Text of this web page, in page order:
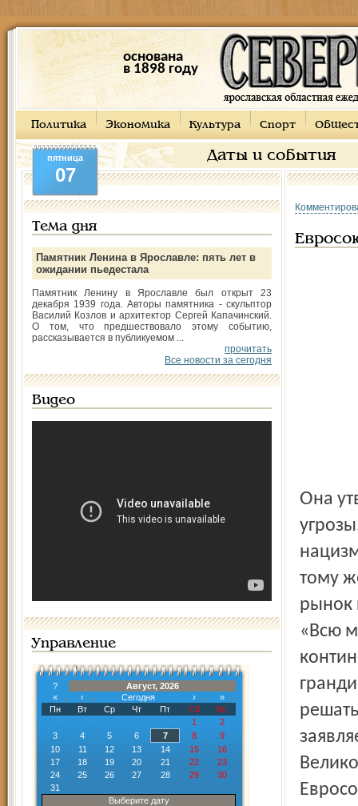
основана
в 1898 году
Политика Экономика Культура Спорт
Даты и события
пятница
07
Тема дня
Памятник Ленина в Ярославле: пять лет в
ожидании пьедестала
Памятник Ленину в Ярославле был открыт 23
декабря 1939 года. Авторы памятника - скульптор
Василий Козлов и архитектор Сергей Капачинский.
О том, что предшествовало этому событию,
рассказывается в публикуемом ...
прочитать
Все новости за сегодня
Видео
Управление
?
Август, 2026
«
‹ Сегодня ›
»
Пн
Вт Ср Чт Пт Сб
Вс
1
2
3
4 5 6 7 8
9
10
11 12 13 14 15
16
17
18 19 20 21 22
23
24
25 26 27 28 29
30
31
Выберите дату
Она утверждает, что за последние сто лет самые большие
тому
рынок
«Всю